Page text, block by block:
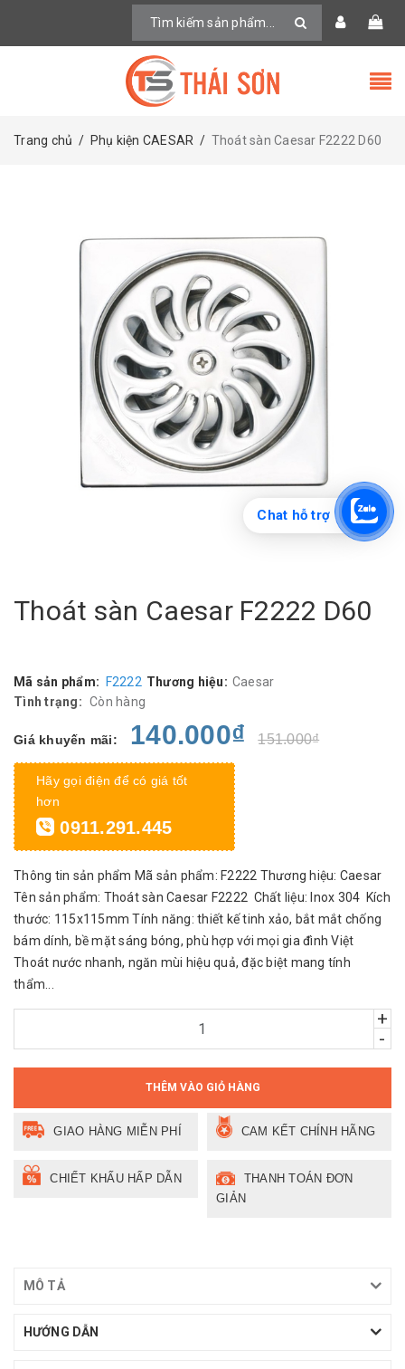
Trang chủ / Phụ kiện CAESAR / Thoát sàn Caesar F2222 D60
Thoát sàn Caesar F2222 D60
Mã sản phẩm: F2222 Thương hiệu: Caesar
Tình trạng: Còn hàng
Giá khuyến mãi: 140.000₫ 151.000₫
Hãy gọi điện để có giá tốt
hơn
0911.291.445
Thông tin sản phẩm Mã sản phẩm: F2222 Thương hiệu: Caesar
Tên sản phẩm: Thoát sàn Caesar F2222 Chất liệu: Inox 304 Kích
thước: 115x115mm Tính năng: thiết kế tinh xảo, bắt mắt chống
bám dính, bề mặt sáng bóng, phù hợp với mọi gia đình Việt
Thoát nước nhanh, ngăn mùi hiệu quả, đặc biệt mang tính
thẩm...
+
-
THÊM VÀO GIỎ HÀNG
GIAO HÀNG MIỄN PHÍ CAM KẾT CHÍNH HÃNG
CHIẾT KHẤU HẤP DẪN
THANH TOÁN ĐƠN
GIẢN
MÔ TẢ
HƯỚNG DẪN
Chat hỗ trợ